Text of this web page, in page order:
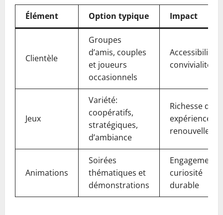
Élément Option typique Impact
Clientèle
Groupes
d’amis, couples
et joueurs
occasionnels
Accessibilité
convivialité
Jeux
Variété:
coopératifs,
stratégiques,
d’ambiance
Richesse des
expériences
Animations
Soirées
thématiques et
démonstrations
Engagement
curiosité
durable